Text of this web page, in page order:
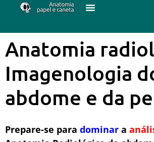
Anatomia
Imagenologia
abdome e da
Prepare-se para dominar a